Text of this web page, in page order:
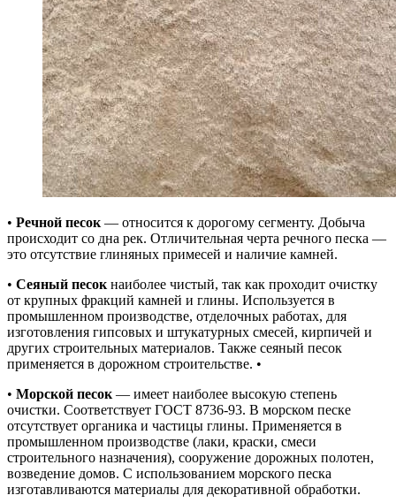
• Речной песок — относится к дорогому сегменту. Добыча
происходит со дна рек. Отличительная черта речного песка —
это отсутствие глиняных примесей и наличие камней.
• Сеяный песок наиболее чистый, так как проходит очистку
от крупных фракций камней и глины. Используется в
промышленном производстве, отделочных работах, для
изготовления гипсовых и штукатурных смесей, кирпичей и
других строительных материалов. Также сеяный песок
применяется в дорожном строительстве. •
• Морской песок — имеет наиболее высокую степень
очистки. Соответствует ГОСТ 8736-93. В морском песке
отсутствует органика и частицы глины. Применяется в
промышленном производстве (лаки, краски, смеси
строительного назначения), сооружение дорожных полотен,
возведение домов. С использованием морского песка
изготавливаются материалы для декоративной обработки.